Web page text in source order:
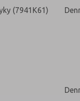
(7941K61)